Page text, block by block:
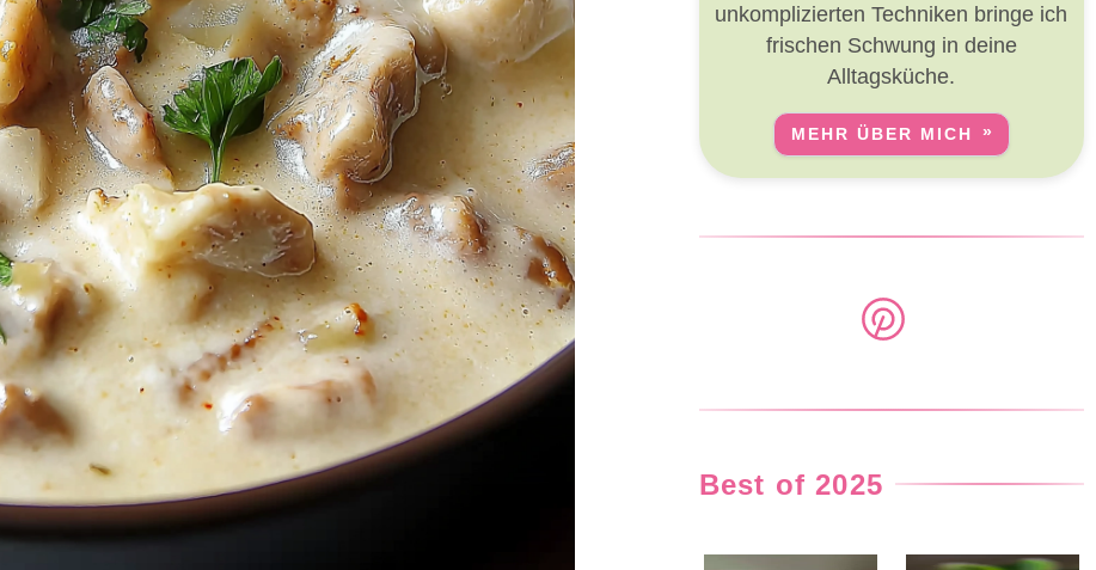
unkomplizierten Techniken bringe ich
frischen Schwung in deine
Alltagsküche.
MEHR ÜBER MICH
Best of 2025